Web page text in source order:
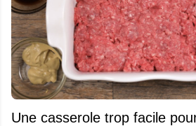
Une casserole trop facile